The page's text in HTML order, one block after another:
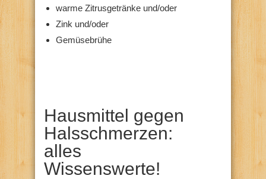
warme Zitrusgetränke und/oder
Zink und/oder
Gemüsebrühe
Hausmittel gegen
Halsschmerzen:
alles
Wissenswerte!